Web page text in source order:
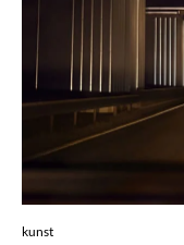
kunst